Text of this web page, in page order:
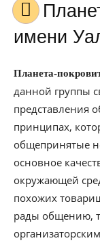
Планета-покровитель для
имени
Планета-
данной группы
представления
принципах,
общепринятые
основное
окружающей
похожих
рады общению,